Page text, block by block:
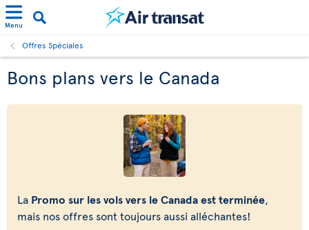
Menu
Offres Spéciales
Bons plans vers le Canada
La Promo sur les vols vers le Canada est terminée,
mais nos offres sont toujours aussi alléchantes!